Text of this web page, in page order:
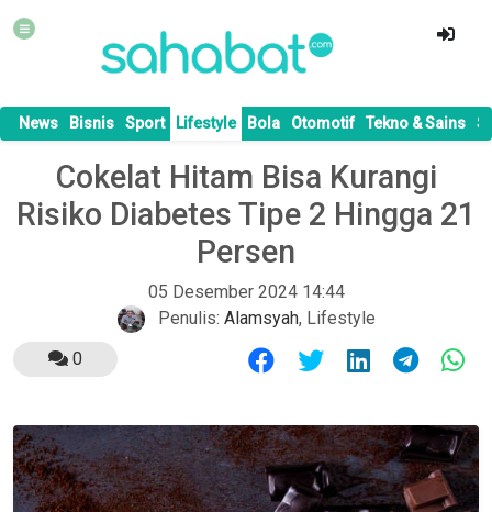
News Bisnis Sport Lifestyle Bola Otomotif Tekno & Sains
Cokelat Hitam Bisa Kurangi
Risiko Diabetes Tipe 2 Hingga 21
Persen
05 Desember 2024 14:44
Penulis: Alamsyah, Lifestyle
0